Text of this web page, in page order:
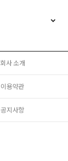
회사 소개
이용약관
공지사항